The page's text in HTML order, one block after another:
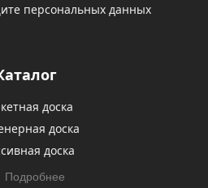
персональных данных
доска
доска
доска
Подробнее